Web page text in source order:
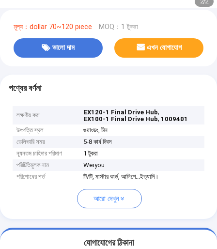
মূল্য：dollar 70~120 piece MOQ：1 টুকরা
ভালো দাম এখন যোগাযোগ
পণ্যের বর্ণনা
লক্ষণীয় করা EX120-1 Final Drive Hub,
EX100-1 Final Drive Hub, 1009401
উৎপত্তি স্থল
গুয়াংডং, চীন
ডেলিভারি সময়
5-8 কার্য দিবস
ন্যূনতম চাহিদার পরিমাণ
1 টুকরা
পরিচিতিমুলক নাম
Weiyou
পরিশোধের শর্ত
টি/টি, মাস্টার কার্ড, আলিপে...ইত্যাদি।
আরো দেখুন
যোগাযোগের ঠিকানা